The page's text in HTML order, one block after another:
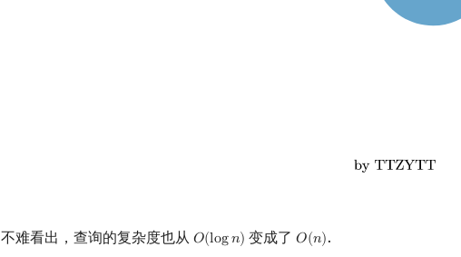
不难看出，查询的复杂度也从 𝑂(log𝑛)
O(logn) 变成了𝑂(𝑛)
O(n) .